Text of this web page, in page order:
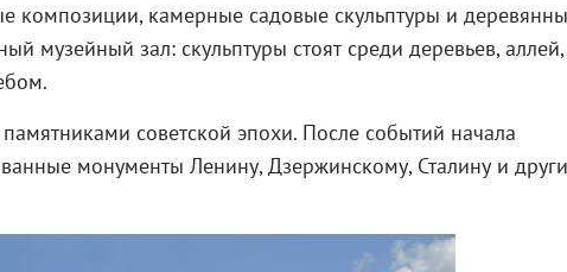
композиции, камерные садовые скульптуры и
музейный зал: скульптуры стоят среди деревьев, аллей,
советской эпохи. После событий начала
монументы Ленину, Дзержинскому, Сталину и